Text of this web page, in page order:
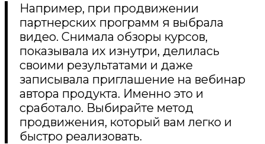
Например, при продвижении
партнерских программ я выбрала
видео. Снимала обзоры курсов,
показывала их изнутри, делилась
своими результатами и даже
записывала приглашение на вебинар
автора продукта. Именно это и
сработало. Выбирайте метод
продвижения, который вам легко и
быстро реализовать.